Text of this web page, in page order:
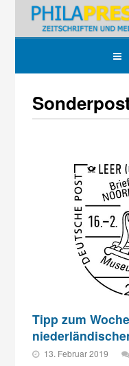
Tipp zum
13. Februar 2019